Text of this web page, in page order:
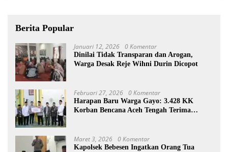
Berita Popular
Januari 12, 2026 0 Komentar
Dinilai Tidak Transparan dan Arogan,
Warga Desak Reje Wihni Durin Dicopot
Februari 27, 2026 0 Komentar
Harapan Baru Warga Gayo: 3.428 KK
Korban Bencana Aceh Tengah Terima
Maret 3, 2026 0 Komentar
Kapolsek Bebesen Ingatkan Orang Tua